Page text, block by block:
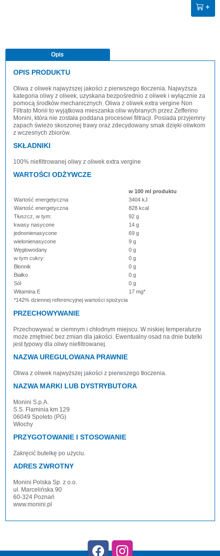
Opis
OPIS PRODUKTU
Oliwa z oliwek najwyższej jakości z pierwszego tłoczenia. Najwyższa
kategoria oliwy z oliwek, uzyskana bezpośrednio z oliwek i wyłącznie za
pomocą środków mechanicznych. Oliwa z oliwek extra vergine Non
Filtrato Monii to wyjątkowa mieszanka oliw wybranych przez Zefferino
Monini, która nie została poddana procesowi filtracji. Posiada przyjemny
zapach świeżo skoszonej trawy oraz zdecydowany smak dzięki oliwkom
z wczesnych zbiorów.
SKŁADNIKI
100% niefiltrowanej oliwy z oliwek extra vergine
WARTOŚCI ODŻYWCZE
w 100 ml produktu
Wartość energetyczna
3404 kJ
Wartość energetyczna
828 kcal
Tłuszcz, w tym:
92 g
kwasy nasycone
14 g
jednonienasycone
69 g
wielonienasycone
9 g
Węglowodany
0 g
w tym cukry:
0 g
Błonnik
0 g
Białko
0 g
Sól
0 g
Witamina E
17 mg*
*142% dziennej referencyjnej wartości spożycia
PRZECHOWYWANIE
Przechowywać w ciemnym i chłodnym miejscu. W niskiej temperaturze
może zmętnieć bez zmian dla jakości. Ewentualny osad na dnie butelki
jest typowy dla oliwy niefiltrowanej.
NAZWA UREGULOWANA PRAWNIE
Oliwa z oliwek najwyższej jakości z pierwszego tłoczenia.
NAZWA MARKI LUB DYSTRYBUTORA
Monini S.p.A.
S.S. Flaminia km 129
06049 Spoleto (PG)
Włochy
PRZYGOTOWANIE I STOSOWANIE
Zakręcić butelkę po użyciu.
ADRES ZWROTNY
Monini Polska Sp. z o.o.
ul. Marcelińska 90
60-324 Poznań
www.monini.pl